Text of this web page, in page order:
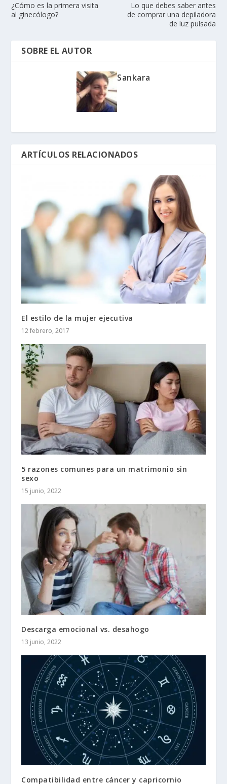
¿Cómo es la primera visita
al ginecólogo?
Lo que debes saber antes
de comprar una depiladora
de luz pulsada
SOBRE EL AUTOR
Sankara
ARTÍCULOS RELACIONADOS
El estilo de la mujer ejecutiva
12 febrero, 2017
5 razones comunes para un matrimonio sin
sexo
15 junio, 2022
Descarga emocional vs. desahogo
13 junio, 2022
Compatibilidad entre cáncer y capricornio